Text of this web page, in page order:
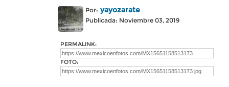
Por: yayozarate
Publicada: Noviembre 03, 2019
PERMALINK:
FOTO: